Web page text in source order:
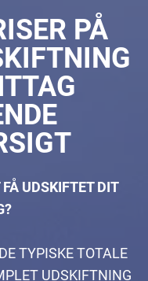
PÅ
UDSKIFTET DIT
TYPISKE TOTALE
UDSKIFTNING